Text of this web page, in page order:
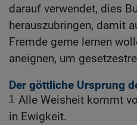
darauf verwendet, dies
herauszubringen, damit
Fremde gerne lernen
aneignen, um
Der göttliche Ursprung
1 Alle Weisheit kommt
in Ewigkeit.